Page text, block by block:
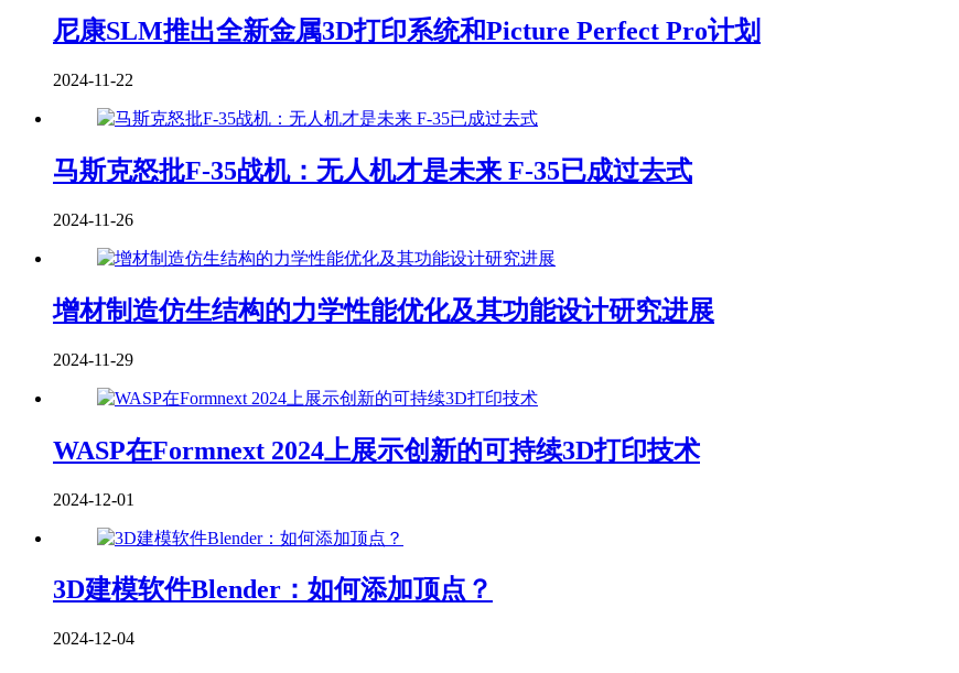
尼康SLM推出全新金属3D打印系统和Picture Perfect Pro计划
2024-11-22
马斯克怒批F-35战机：无人机才是未来 F-35已成过去式
2024-11-26
增材制造仿生结构的力学性能优化及其功能设计研究进展
2024-11-29
WASP在Formnext 2024上展示创新的可持续3D打印技术
2024-12-01
3D建模软件Blender：如何添加顶点？
2024-12-04